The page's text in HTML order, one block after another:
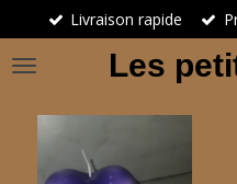
Passer
au
contenu
Les
Livraison rapide